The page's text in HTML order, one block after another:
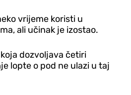
vrijeme koristi u
ali učinak je izostao.
dozvoljava četiri
lopte o pod ne ulazi u taj